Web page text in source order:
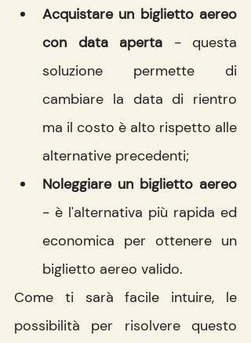
Acquistare un biglietto aereo
con data aperta - questa
soluzione permette di
cambiare la data di rientro
ma il costo è alto rispetto alle
alternative precedenti;
Noleggiare un biglietto aereo
- è l'alternativa più rapida ed
economica per ottenere un
biglietto aereo valido.
Come ti sarà facile intuire, le
possibilità per risolvere questo